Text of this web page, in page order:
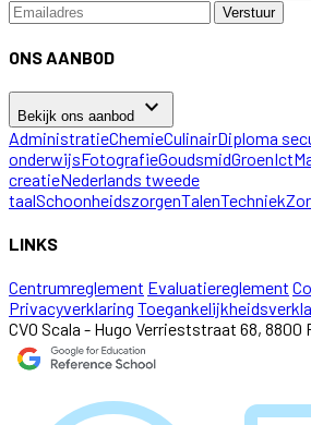
Verstuur
ONS AANBOD
Bekijk ons aanbod keyboard_arrow_down
AdministratieChemieCulinairDiploma
onderwijsFotografieGoudsmidGroenIct
creatieNederlands tweede
taalSchoonheidszorgenTalenTechniek
LINKS
Centrumreglement Evaluatiereglement
Privacyverklaring
CVO Scala - Hugo Verrieststraat 68, 8800